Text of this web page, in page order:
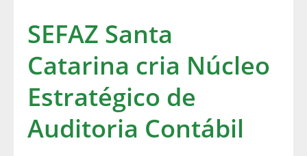
SEFAZ Santa
Catarina cria Núcleo
Estratégico de
Auditoria Contábil